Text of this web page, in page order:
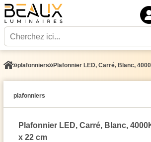
plafonniers Plafonnier LED, Carré, Blanc,
plafonniers
Plafonnier LED, Carré, Blanc,
x 22 cm